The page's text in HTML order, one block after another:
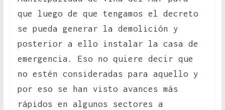
que luego de que tengamos el decreto
se pueda generar la demolición y
posterior a ello instalar la casa de
emergencia. Eso no quiere decir que
no estén consideradas para aquello y
por eso se han visto avances más
rápidos en algunos sectores a